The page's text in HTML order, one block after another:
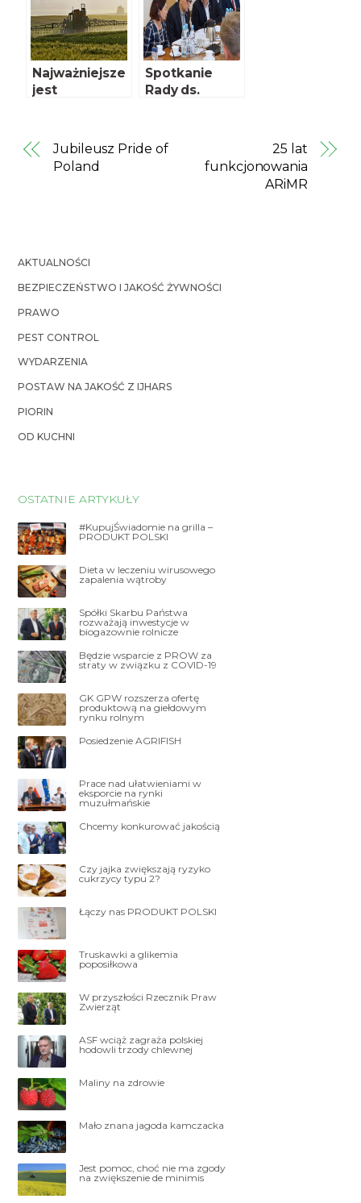
Najważniejsze
jest
konsumenta
Spotkanie
Rady ds.
w Polsce
Jubileusz Pride of
Poland
25 lat
funkcjonowania
ARiMR
AKTUALNOŚCI
BEZPIECZEŃSTWO I JAKOŚĆ ŻYWNOŚCI
PRAWO
PEST CONTROL
WYDARZENIA
POSTAW NA JAKOŚĆ Z IJHARS
PIORIN
OD KUCHNI
OSTATNIE ARTYKUŁY
#KupujŚwiadomie na grilla –
PRODUKT POLSKI
Dieta w leczeniu wirusowego
zapalenia wątroby
Spółki Skarbu Państwa
rozważają inwestycje w
biogazownie rolnicze
Będzie wsparcie z PROW za
straty w związku z COVID-19
GK GPW rozszerza ofertę
produktową na giełdowym
rynku rolnym
Posiedzenie AGRIFISH
Prace nad ułatwieniami w
eksporcie na rynki
muzułmańskie
Chcemy konkurować jakością
Czy jajka zwiększają ryzyko
cukrzycy typu 2?
Łączy nas PRODUKT POLSKI
Truskawki a glikemia
poposiłkowa
W przyszłości Rzecznik Praw
Zwierząt
ASF wciąż zagraża polskiej
hodowli trzody chlewnej
Maliny na zdrowie
Mało znana jagoda kamczacka
Jest pomoc, choć nie ma zgody
na zwiększenie de minimis